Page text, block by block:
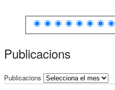
Publicacions
Publicacions